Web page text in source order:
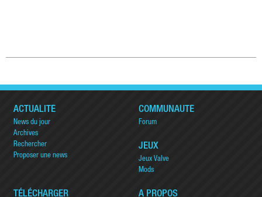
ACTUALITÉ
News du jour
Archives
Rechercher
Proposer une news
COMMUNAUTÉ
Forum
JEUX
Jeux Valve
Mods
TÉLÉCHARGER A PROPOS